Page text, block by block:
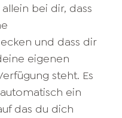
bei dir, dass
und dass dir
eigenen
steht. Es
ein
das du dich